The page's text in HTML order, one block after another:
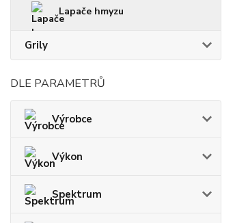
Lapače hmyzu
Grily
DLE PARAMETRŮ
Výrobce
Výkon
Spektrum